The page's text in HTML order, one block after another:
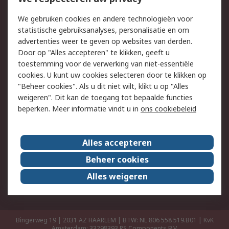
Track & Trace
Wettelijk
Cookiebeleid
Email veiligheid
Privacybeleid
Websitevoorwaarden
Algemene
verkoopvoorwaarden
Over RS
RS Group
Over ons
RS wereldwijd
Werken bij RS
ESG
Bingerweg 19 | 2031 AZ HAARLEM | BTW: NL 806 558 519.B01 | KvK
We gebruiken cookies en andere technologieën voor
statistische gebruiksanalyses, personalisatie en om
advertenties weer te geven op websites van derden.
Door op "Alles accepteren" te klikken, geeft u
toestemming voor de verwerking van niet-essentiële
cookies. U kunt uw cookies selecteren door te klikken op
"Beheer cookies". Als u dit niet wilt, klikt u op "Alles
weigeren". Dit kan de toegang tot bepaalde functies
beperken. Meer informatie vindt u in ons cookiebeleid
Alles accepteren
Beheer cookies
Alles weigeren